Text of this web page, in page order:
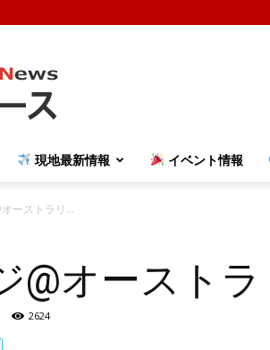
現地最新情報 イベント情報
ーストラリ...
@オーストラ
2624